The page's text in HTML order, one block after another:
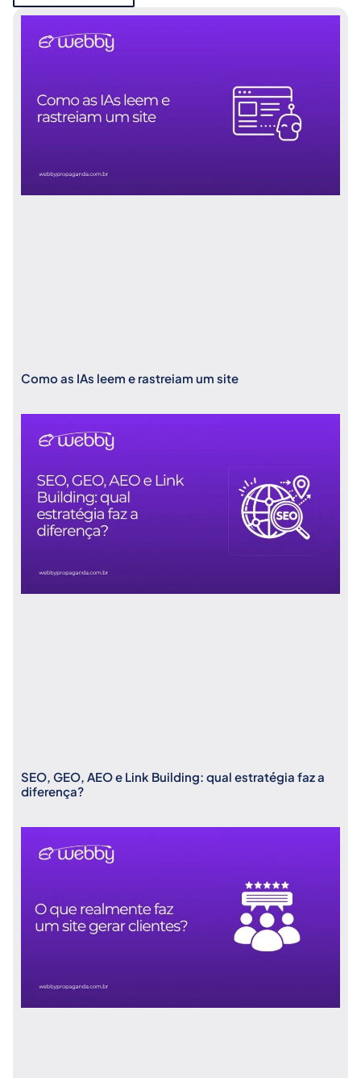
Como as IAs leem e rastreiam um site
SEO, GEO, AEO e Link Building: qual estratégia faz a
diferença?